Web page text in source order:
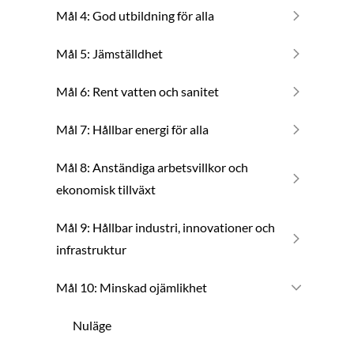
Mål 4: God utbildning för alla
Mål 5: Jämställdhet
Mål 6: Rent vatten och sanitet
Mål 7: Hållbar energi för alla
Mål 8: Anständiga arbetsvillkor och
ekonomisk tillväxt
Mål 9: Hållbar industri, innovationer och
infrastruktur
Mål 10: Minskad ojämlikhet
Nuläge